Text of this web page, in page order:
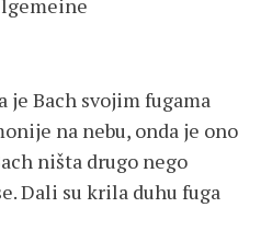
je Bach svojim fugama
na nebu, onda je ono
ništa drugo nego
Dali su krila duhu fuga